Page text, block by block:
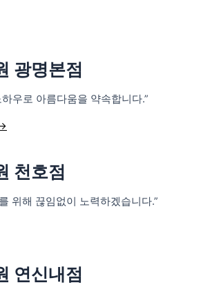
광명본점
우로 아름다움을 약속합니다.”
천호점
위해 끊임없이 노력하겠습니다.”
연신내점